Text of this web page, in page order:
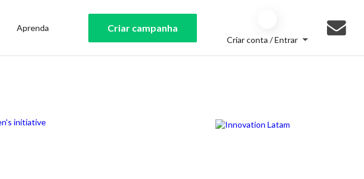
Aprenda Criar campanha
Criar conta / Entrar